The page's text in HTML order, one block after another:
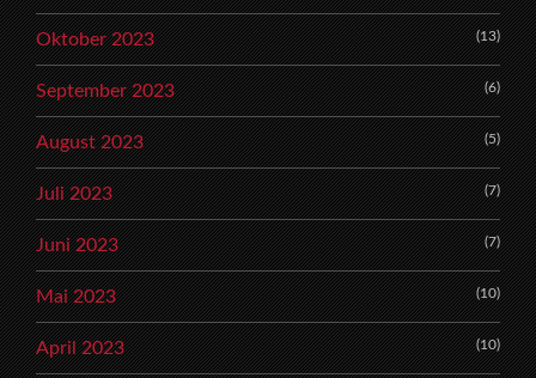
Oktober 2023 (13)
September 2023 (6)
August 2023 (5)
Juli 2023 (7)
Juni 2023 (7)
Mai 2023 (10)
April 2023 (10)